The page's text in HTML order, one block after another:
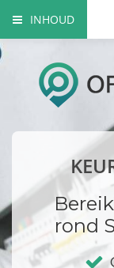
INHOUD
Wat wordt er
Wie voert de
Wat is een
Afgekeurd, wat nu?
Bedrijf registreren
rond